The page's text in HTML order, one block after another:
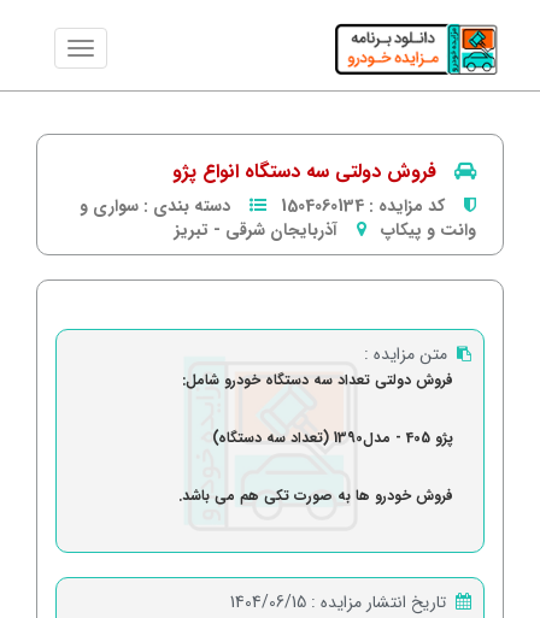
فروش دولتی سه دستگاه انواع پژو
کد مزایده : 1504060134 دسته بندی : سواری و
وانت و پیکاپ
آذربایجان شرقی - تبریز
متن مزایده :
فروش دولتی تعداد سه دستگاه خودرو شامل:
پژو 405 - مدل1390 (تعداد سه دستگاه)
فروش خودرو ها به صورت تکی هم می باشد.
تاریخ انتشار مزایده : 1404/06/15